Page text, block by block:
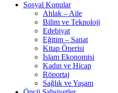
Sosyal Konular
Ahlak – Aile
Bilim ve Teknoloji
Edebiyat
Eğitim – Sanat
Kitap Önerisi
İslam Ekonomisi
Kadın ve Hicap
Röportaj
Sağlık ve Yaşam